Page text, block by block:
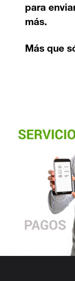
para
más.
Más que